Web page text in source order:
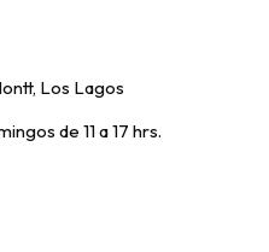
Los Lagos
de 11 a 17 hrs.